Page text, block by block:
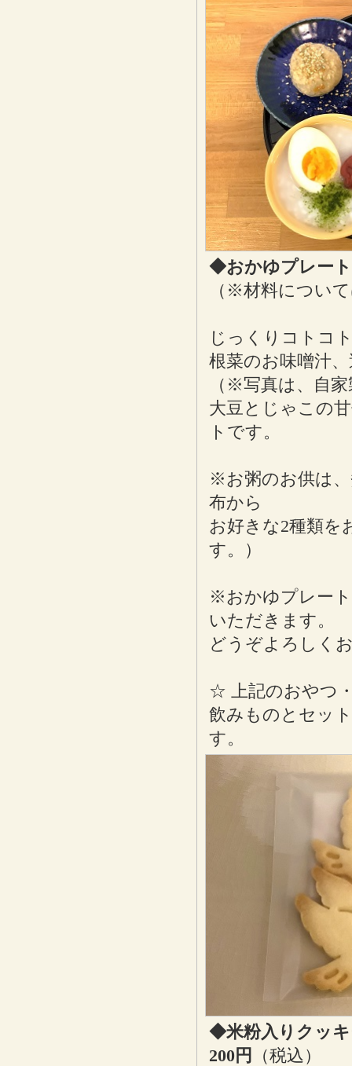
◆おかゆプレ
（※材料につい
じっくりコトコ
根菜のお味噌汁
（※写真は、自
大豆とじゃこの
トです。
※お粥のお供は
布から
お好きな2種類を
す。）
※おかゆプレー
いただきます。
どうぞよろしく
☆ 上記のおやつ
飲みものとセッ
す。
◆米粉入りクッ
200円
（税込）